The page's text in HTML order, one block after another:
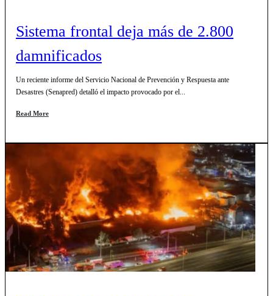
Sistema frontal deja más de 2.800
damnificados
Un reciente informe del Servicio Nacional de Prevención y Respuesta ante
Desastres (Senapred) detalló el impacto provocado por el...
Read More